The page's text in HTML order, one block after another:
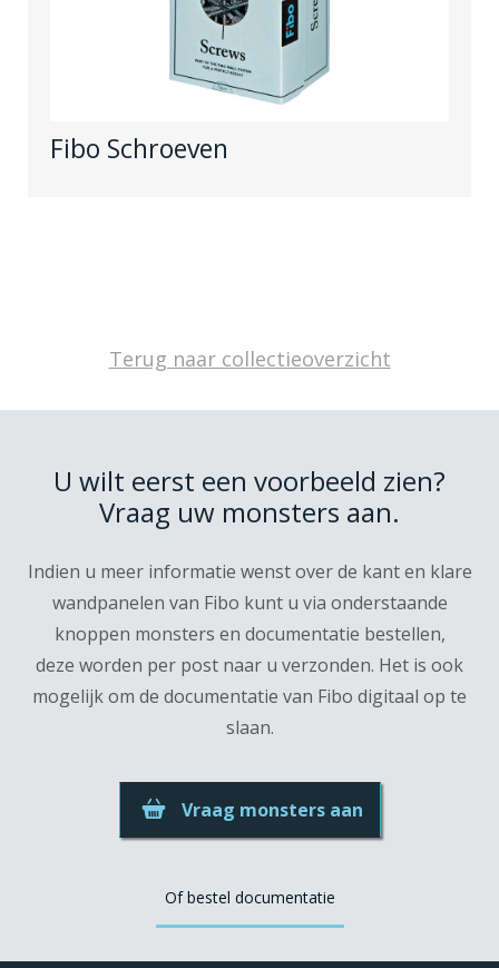
Fibo Schroeven
Terug naar collectieoverzicht
U wilt eerst een voorbeeld zien?
Vraag uw monsters aan.
Indien u meer informatie wenst over de kant en klare
wandpanelen van Fibo kunt u via onderstaande
knoppen monsters en documentatie bestellen,
deze worden per post naar u verzonden. Het is ook
mogelijk om de documentatie van Fibo digitaal op te
slaan.
Vraag monsters aan
Of bestel documentatie